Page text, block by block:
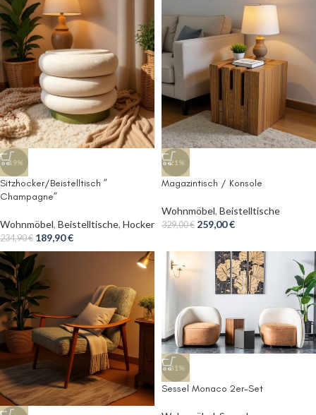
-19%
Sitzhocker/Beistelltisch ”
Champagne”
Wohnmöbel, Beistelltische, Hocker
234,90€ 189,90€
-21%
Magazintisch / Konsole
Wohnmöbel, Beistelltische
329,00€ 259,00€
-31%
Sessel Monaco 2er-Set